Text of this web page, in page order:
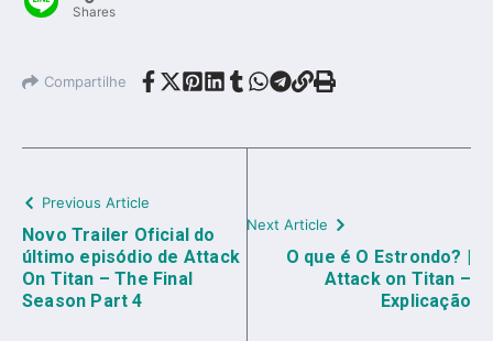
Shares
Compartilhe
Previous Article
Novo Trailer Oficial do
último episódio de Attack
On Titan – The Final
Season Part 4
Next Article
O que é O Estrondo? |
Attack on Titan –
Explicação